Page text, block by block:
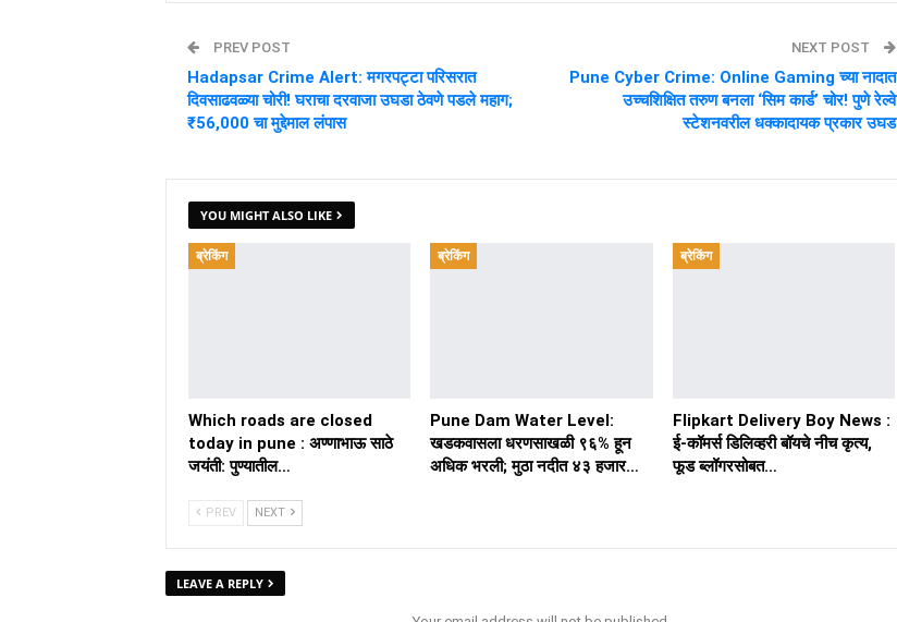
PREV POST
Hadapsar Crime Alert: मगरपट्टा परिसरात
दिवसाढवळ्या चोरी! घराचा दरवाजा उघडा ठेवणे पडले महाग;
₹56,000 चा मुद्देमाल लंपास
NEXT POST
Pune Cyber Crime: Online Gaming च्या नादात
उच्चशिक्षित तरुण बनला ‘सिम कार्ड’ चोर! पुणे रेल्वे
स्टेशनवरील धक्कादायक प्रकार उघड
YOU MIGHT ALSO LIKE
ब्रेकिंग
Which roads are closed
today in pune : अण्णाभाऊ साठे
जयंती: पुण्यातील…
ब्रेकिंग
Pune Dam Water Level:
खडकवासला धरणसाखळी ९६% हून
अधिक भरली; मुठा नदीत ४३ हजार…
ब्रेकिंग
Flipkart Delivery Boy News :
ई-कॉमर्स डिलिव्हरी बॉयचे नीच कृत्य,
फूड ब्लॉगरसोबत…
PREV NEXT
LEAVE A REPLY